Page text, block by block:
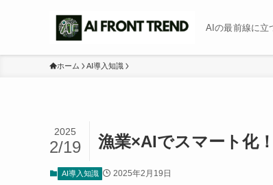
AIの最前線に立
ホーム AI導入知識
漁業×AIでスマート化
2025
2/19
AI導入知識 2025年2月19日